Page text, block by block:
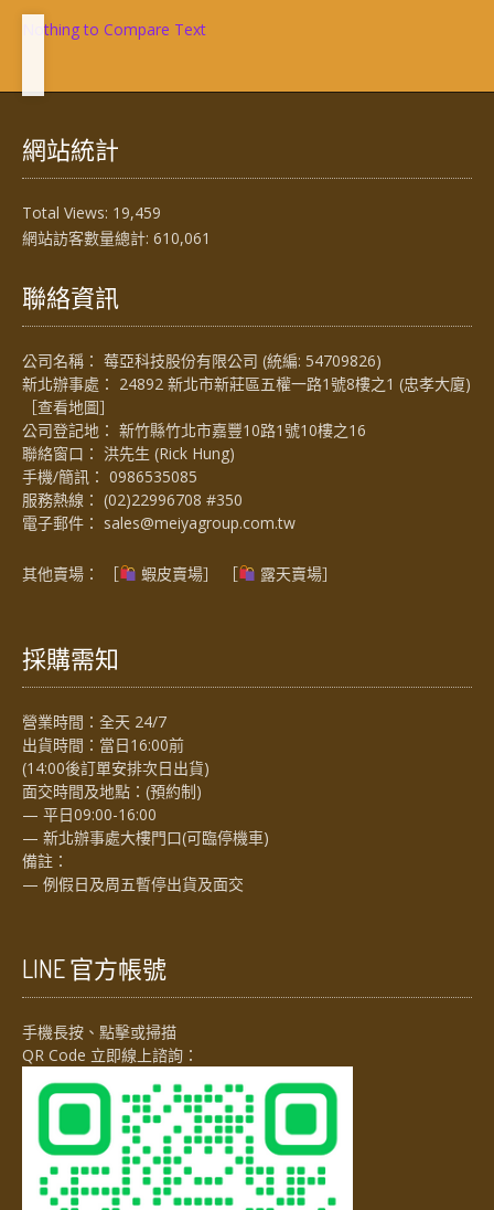
Nothing to Compare Text
網站統計
Total Views: 19,459
網站訪客數量總計: 610,061
聯絡資訊
公司名稱： 莓亞科技股份有限公司 (統編: 54709826)
新北辦事處： 24892 新北市新莊區五權一路1號8樓之1 (忠孝大廈)
［查看地圖］
公司登記地： 新竹縣竹北市嘉豐10路1號10樓之16
聯絡窗口： 洪先生 (Rick Hung)
手機/簡訊： 0986535085
服務熱線： (02)22996708 #350
電子郵件： sales@meiyagroup.com.tw
其他賣場： ［ 蝦皮賣場］ ［ 露天賣場］
採購需知
營業時間：全天 24/7
出貨時間：當日16:00前
(14:00後訂單安排次日出貨)
面交時間及地點：(預約制)
— 平日09:00-16:00
— 新北辦事處大樓門口(可臨停機車)
備註：
— 例假日及周五暫停出貨及面交
LINE 官方帳號
手機長按、點擊或掃描
QR Code 立即線上諮詢：